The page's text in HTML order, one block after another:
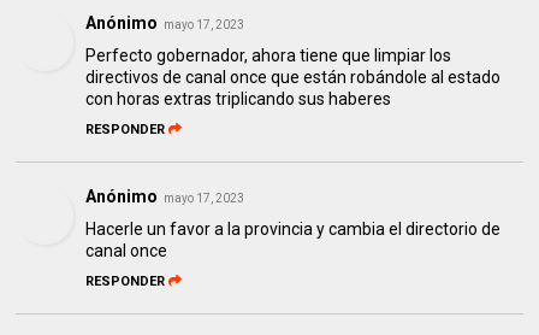
Anónimo mayo 17, 2023
Perfecto gobernador, ahora tiene que limpiar los
directivos de canal once que están robándole al estado
con horas extras triplicando sus haberes
RESPONDER
Anónimo mayo 17, 2023
Hacerle un favor a la provincia y cambia el directorio de
canal once
RESPONDER